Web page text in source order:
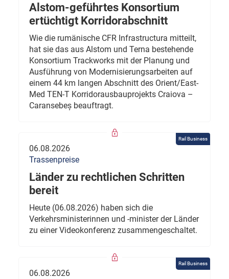
Alstom-geführtes Konsortium
ertüchtigt Korridorabschnitt
Wie die rumänische CFR Infrastructura mitteilt,
hat sie das aus Alstom und Terna bestehende
Konsortium Trackworks mit der Planung und
Ausführung von Modernisierungsarbeiten auf
einem 44 km langen Abschnitt des Orient/East-
Med TEN-T Korridorausbauprojekts Craiova –
Caransebeș beauftragt.
Rail Business
06.08.2026
Trassenpreise
Länder zu rechtlichen Schritten
bereit
Heute (06.08.2026) haben sich die
Verkehrsministerinnen und -minister der Länder
zu einer Videokonferenz zusammengeschaltet.
Rail Business
06.08.2026